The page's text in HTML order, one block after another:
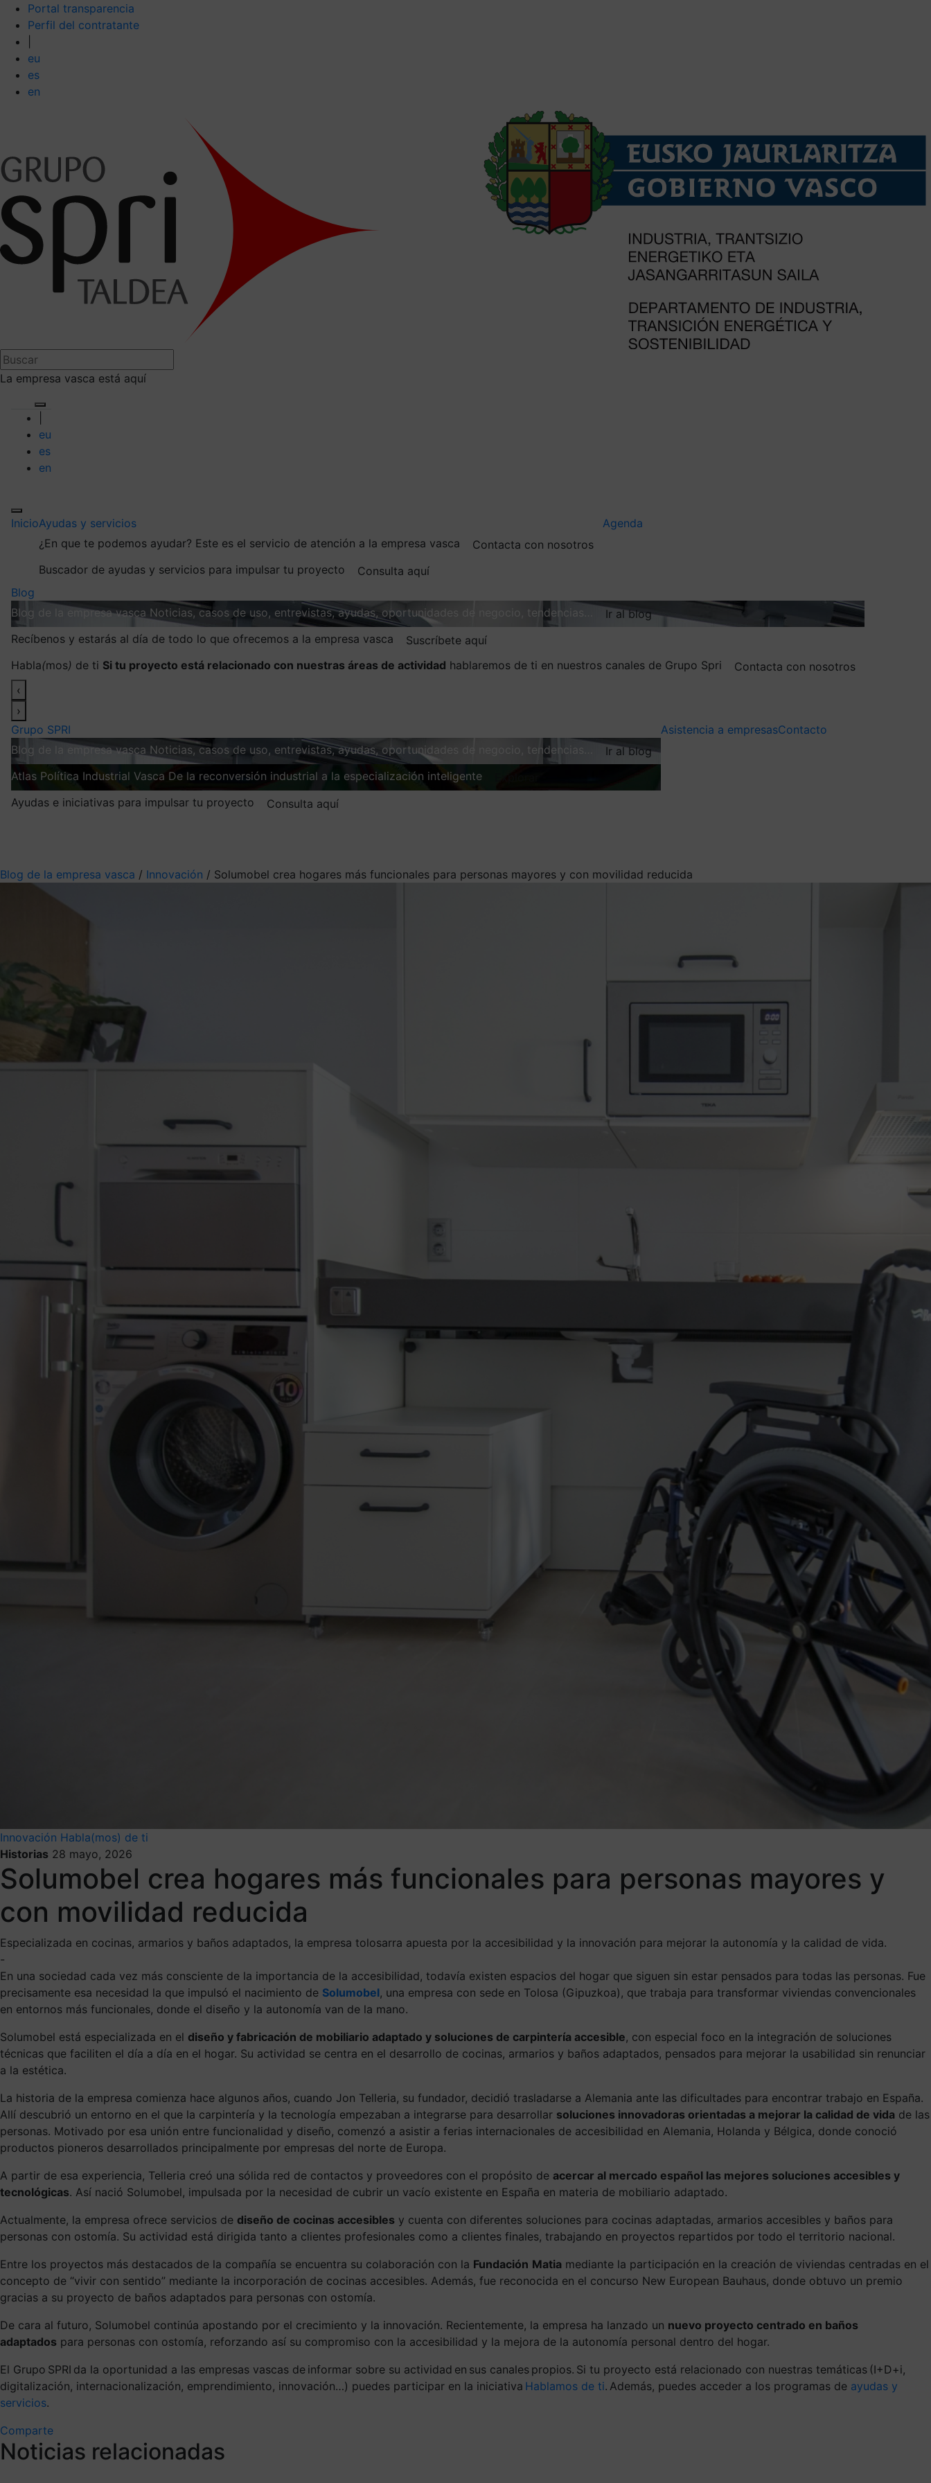
Portal transparencia
Perfil del contratante
eu
es
en
La empresa vasca está aquí
eu
es
en
InicioAyudas y servicios
¿En que te podemos ayudar? Este es el servicio de atención a la empresa vasca
Contacta con nosotros
Buscador de ayudas y servicios para impulsar tu proyecto
Consulta aquí
Agenda
Blog
Blog de la empresa vasca Noticias, casos de uso, entrevistas, ayudas, oportunidades de negocio, tendencias…
Ir al blog
Recíbenos y estarás al día de todo lo que ofrecemos a la empresa vasca
Suscríbete aquí
Habla(mos) de ti Si tu proyecto está relacionado con nuestras áreas de actividad hablaremos de ti en nuestros canales de Grupo Spri
Contacta con nosotros
‹
›
Grupo SPRI
Blog de la empresa vasca Noticias, casos de uso, entrevistas, ayudas, oportunidades de negocio, tendencias…
Ir al blog
Atlas Política Industrial Vasca De la reconversión industrial a la especialización inteligente
Ayudas e iniciativas para impulsar tu proyecto
Consulta aquí
Asistencia a empresasContacto
Blog de la empresa vasca / Innovación / Solumobel crea hogares más funcionales para personas mayores y con movilidad reducida
Innovación Habla(mos) de ti
Historias 28 mayo, 2026
Solumobel crea hogares más funcionales para personas mayores y
con movilidad reducida
Especializada en cocinas, armarios y baños adaptados, la empresa tolosarra apuesta por la accesibilidad y la innovación para mejorar la autonomía y la calidad de vida.
-
En una sociedad cada vez más consciente de la importancia de la accesibilidad, todavía existen espacios del hogar que siguen sin estar pensados para todas las personas. Fue
precisamente esa necesidad la que impulsó el nacimiento de Solumobel, una empresa con sede en Tolosa (Gipuzkoa), que trabaja para transformar viviendas convencionales
en entornos más funcionales, donde el diseño y la autonomía van de la mano.
Solumobel está especializada en el diseño y fabricación de mobiliario adaptado y soluciones de carpintería accesible, con especial foco en la integración de soluciones
técnicas que faciliten el día a día en el hogar. Su actividad se centra en el desarrollo de cocinas, armarios y baños adaptados, pensados para mejorar la usabilidad sin renunciar
a la estética.
La historia de la empresa comienza hace algunos años, cuando Jon Telleria, su fundador, decidió trasladarse a Alemania ante las dificultades para encontrar trabajo en España.
Allí descubrió un entorno en el que la carpintería y la tecnología empezaban a integrarse para desarrollar soluciones innovadoras orientadas a mejorar la calidad de vida de las
personas. Motivado por esa unión entre funcionalidad y diseño, comenzó a asistir a ferias internacionales de accesibilidad en Alemania, Holanda y Bélgica, donde conoció
productos pioneros desarrollados principalmente por empresas del norte de Europa.
A partir de esa experiencia, Telleria creó una sólida red de contactos y proveedores con el propósito de acercar al mercado español las mejores soluciones accesibles y
tecnológicas. Así nació Solumobel, impulsada por la necesidad de cubrir un vacío existente en España en materia de mobiliario adaptado.
Actualmente, la empresa ofrece servicios de diseño de cocinas accesibles y cuenta con diferentes soluciones para cocinas adaptadas, armarios accesibles y baños para
personas con ostomía. Su actividad está dirigida tanto a clientes profesionales como a clientes finales, trabajando en proyectos repartidos por todo el territorio nacional.
Entre los proyectos más destacados de la compañía se encuentra su colaboración con la Fundación Matia mediante la participación en la creación de viviendas centradas en el
concepto de “vivir con sentido” mediante la incorporación de cocinas accesibles. Además, fue reconocida en el concurso New European Bauhaus, donde obtuvo un premio
gracias a su proyecto de baños adaptados para personas con ostomía.
De cara al futuro, Solumobel continúa apostando por el crecimiento y la innovación. Recientemente, la empresa ha lanzado un nuevo proyecto centrado en baños
adaptados para personas con ostomía, reforzando así su compromiso con la accesibilidad y la mejora de la autonomía personal dentro del hogar.
El Grupo SPRI da la oportunidad a las empresas vascas de informar sobre su actividad en sus canales propios. Si tu proyecto está relacionado con nuestras temáticas (I+D+i,
digitalización, internacionalización, emprendimiento, innovación…) puedes participar en la iniciativa Hablamos de ti. Además, puedes acceder a los programas de ayudas y
servicios.
Comparte
Noticias relacionadas